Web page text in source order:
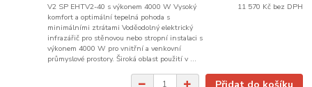
V2 SP EHTV2-40 s výkonem 4000 W Vysoký
komfort a optimální tepelná pohoda s
minimálními ztrátami Voděodolný elektrický
infrazářič pro stěnovou nebo stropní instalaci s
výkonem 4000 W pro vnitřní a venkovní
průmyslové prostory. Široká oblast použití v ...
11 570 Kč bez DPH